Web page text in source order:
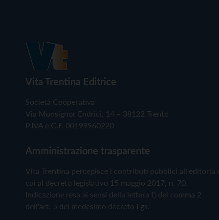
Vita Trentina Editrice
Società Cooperativa
Via Monsignor Endrici, 14 – 38122 Trento
P.IVA e C.F. 00199960220
Amministrazione trasparente
Vita Trentina percepisce i contributi pubblici all'editoria
cui al decreto legislativo 15 maggio 2017, n. 70.
Indicazione resa ai sensi della lettera f) del comma 2
dell'art. 5 del medesimo decreto Lgs.